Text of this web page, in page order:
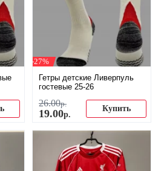
-27%
Гетры детские Ливерпуль
гостевые 25-26
26.00р.
19.00р.
Купить